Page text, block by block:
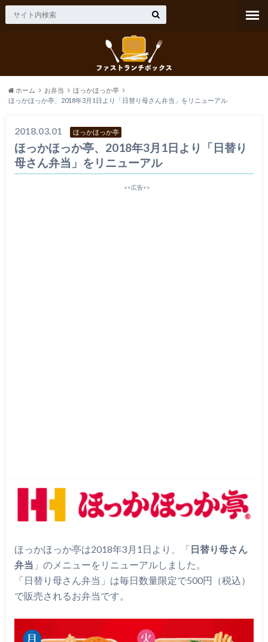
ホーム お弁当
ほっかほっか亭
ほっかほっか亭、2018年3月1日より「日替り母さん弁当」をリニューアル
2018.03.01 ほっかほっか亭
ほっかほっか亭、2018年3月1日より「日替り
母さん弁当」をリニューアル
<<広告>>
ほっかほっか亭は2018年3月1日より、「 日替り母さん
弁当 」のメニューをリニューアルしました。
「日替り母さん弁当」は毎日数量限定で500円（税込）
で販売されるお弁当です。